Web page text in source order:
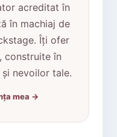
acreditat în
în machiaj de
Îți ofer
construite în
nevoilor tale.
mea →